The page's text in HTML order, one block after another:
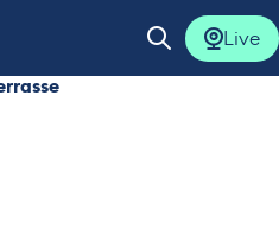
Ouvrir la
Live
Terrasse